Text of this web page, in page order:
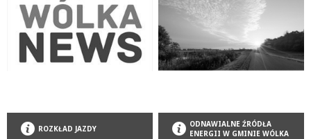
ROZKŁAD JAZDY
ODNAWIALNE ŹRÓDŁA
ENERGII W GMINIE WÓLKA